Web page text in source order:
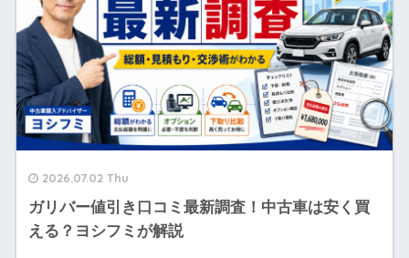
2026.07.02 Thu
ガリバー値引き口コミ最新調査！中古車は安く買
える？ヨシフミが解説